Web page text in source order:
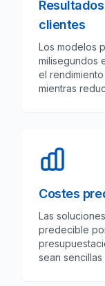
clientes
Los modelos
milisegundos
el
mientras
Costes
Las
predecible
sean